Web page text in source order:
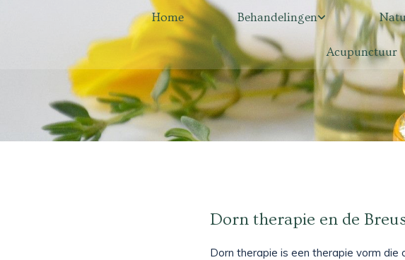
Home Behandelingen
Acupunctuur
Dorn therapie en de
Dorn therapie is een therapie vorm